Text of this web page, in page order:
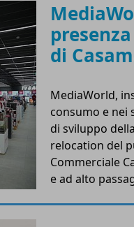
di
MediaWorld,
consumo e nei
di sviluppo
relocation del
Commerciale
e ad alto